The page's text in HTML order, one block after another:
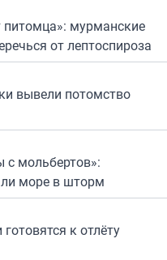
питомца»: мурманские
от лептоспироза
вывели потомство
с мольбертов»:
море в шторм
к отлёту